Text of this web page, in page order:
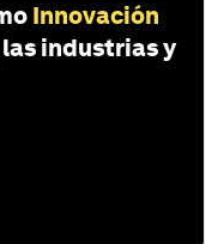
Innovación
industrias y